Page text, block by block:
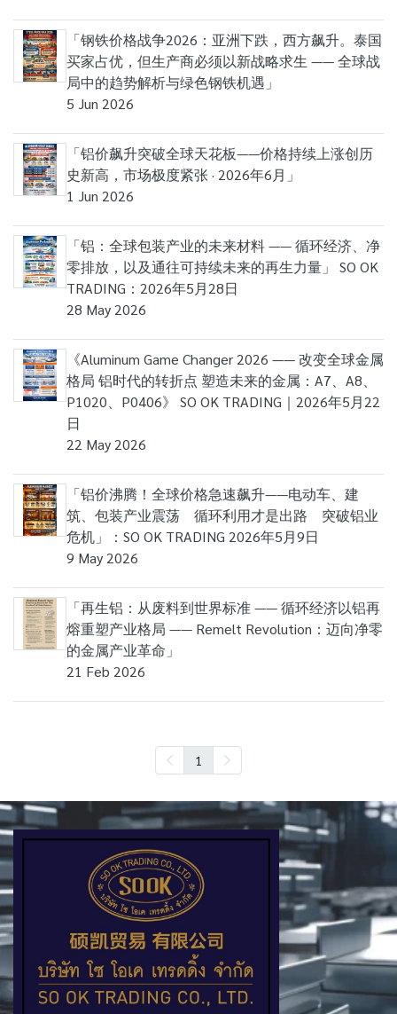
「钢铁价格战争2026：亚洲下跌，西方飙升。泰国
买家占优，但生产商必须以新战略求生 —— 全球战
局中的趋势解析与绿色钢铁机遇」
5 Jun 2026
「铝价飙升突破全球天花板——价格持续上涨创历
史新高，市场极度紧张 · 2026年6月」
1 Jun 2026
「铝：全球包装产业的未来材料 —— 循环经济、净
零排放，以及通往可持续未来的再生力量」 SO OK
TRADING：2026年5月28日
28 May 2026
《Aluminum Game Changer 2026 —— 改变全球金属
格局 铝时代的转折点 塑造未来的金属：A7、A8、
P1020、P0406》 SO OK TRADING｜2026年5月22
日
22 May 2026
「铝价沸腾！全球价格急速飙升——电动车、建
筑、包装产业震荡 循环利用才是出路 突破铝业
危机」：SO OK TRADING 2026年5月9日
9 May 2026
「再生铝：从废料到世界标准 —— 循环经济以铝再
熔重塑产业格局 —— Remelt Revolution：迈向净零
的金属产业革命」
21 Feb 2026
1